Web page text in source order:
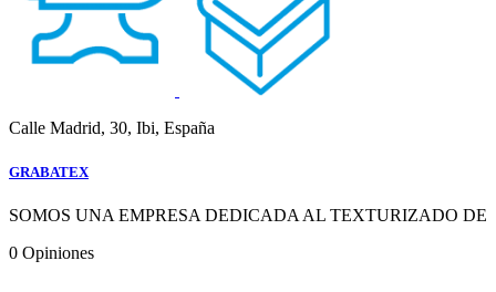
Calle Madrid, 30, Ibi, España
GRABATEX
SOMOS UNA EMPRESA DEDICADA AL TEXTURIZADO DE
0 Opiniones